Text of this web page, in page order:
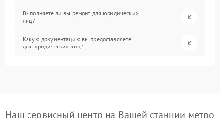
Выполняете ли вы ремонт для юридических
лиц?
Какую документацию вы предоставляете
для юридических лиц?
Наш сервисный центр на Вашей станции метро